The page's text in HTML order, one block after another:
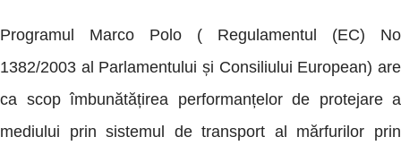
Programul Marco Polo ( Regulamentul (EC) No
1382/2003 al Parlamentului și Consiliului European) are
ca scop îmbunătățirea performanțelor de protejare a
mediului prin sistemul de transport al mărfurilor prin